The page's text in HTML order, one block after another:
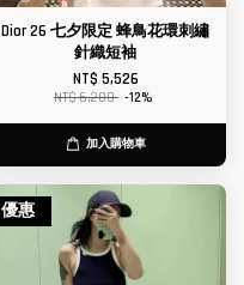
Dior 26 七夕限定 蜂鳥花環刺繡
針織短袖
NT$ 5,526
NT$ 6,280 -12%
加入購物車
優惠